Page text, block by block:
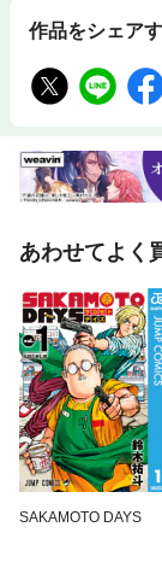
作品をシェア
あわせてよく
SAKAMOTO DAYS